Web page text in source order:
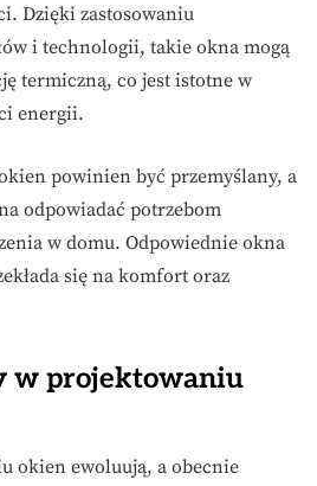
Dzięki zastosowaniu
i technologii, takie okna mogą
termiczną, co jest istotne w
energii.
powinien być przemyślany, a
odpowiadać potrzebom
w domu. Odpowiednie okna
się na komfort oraz
w projektowaniu
okien ewoluują, a obecnie